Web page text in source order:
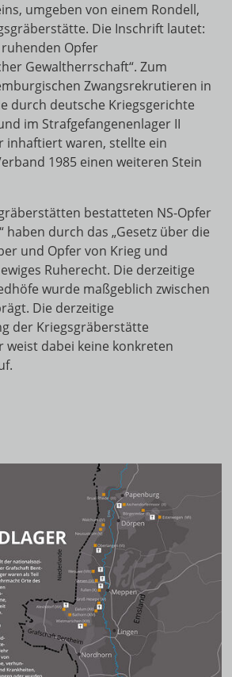
umgeben von einem Rondell,
Die Inschrift lautet:
Opfer
Gewaltherrschaft“. Zum
Zwangsrekrutieren in
durch deutsche Kriegsgerichte
im Strafgefangenenlager II
inhaftiert waren, stellte ein
1985 einen weiteren Stein
bestatteten NS-Opfer
haben durch das „Gesetz über die
und Opfer von Krieg und
Ruherecht. Die derzeitige
wurde maßgeblich zwischen
Die derzeitige
der Kriegsgräberstätte
dabei keine konkreten